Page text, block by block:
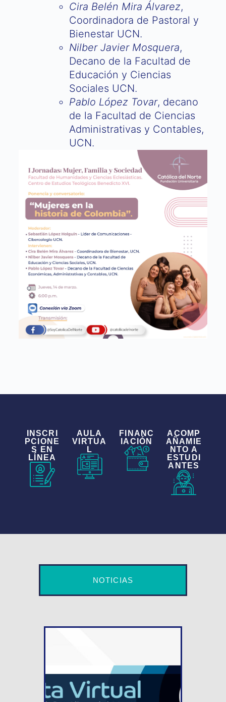
Cira Belén Mira Álvarez,
Coordinadora de Pastoral y
Bienestar UCN.
Nilber Javier Mosquera,
Decano de la Facultad de
Educación y Ciencias
Sociales UCN.
Pablo López Tovar, decano
de la Facultad de Ciencias
Administrativas y Contables,
UCN.
INSCRI
PCIONE
S EN
LÍNEA
AULA
VIRTUA
L
FINANC
IACIÓN
ACOMP
AÑAMIE
NTO A
ESTUDI
ANTES
NOTICIAS